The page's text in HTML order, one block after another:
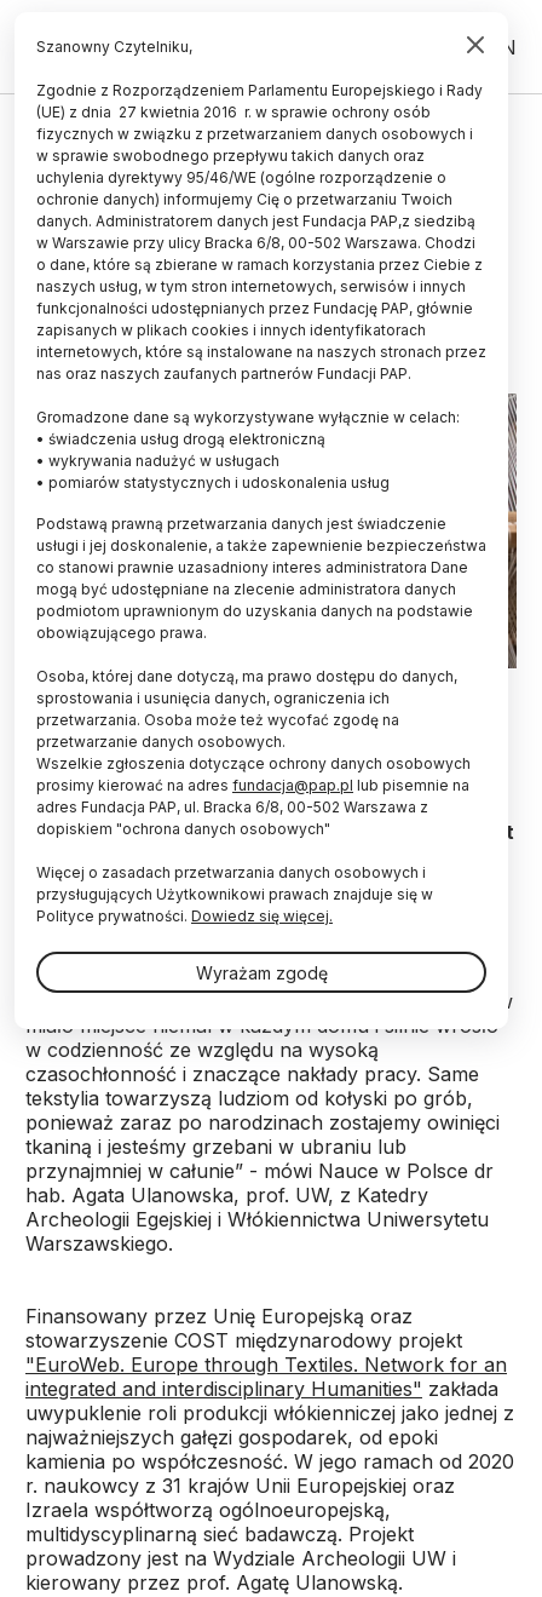
PL EN
HISTORIA I KULTURA
Od kądzieli. Jak przywrócić
znaczenie dawnemu
włókiennictwu w Europie
EWELINA KRAJCZYŃSKA-WUJEC
01.04.2024
aktualizacja: 02.04.2024
5 minut czytania
Fot. Adobe Stock
Nowe spojrzenie na historię Europy, w którym
uwypuklona jest rola włókiennictwa jako jednej z
kluczowych gałęzi wytwórczości i ekonomii – jest
celem międzynarodowego projektu badawczego,
prowadzonego przez UW. Wśród jego efektów jest
włókienniczego całego kontynentu.
“W przeszłości widok obracającego się wrzeciona i
stukot krosna stanowiły dla większości ludzi
elementy życia codziennego. Wytwarzanie tekstyliów
miało miejsce niemal w każdym domu i silnie wrosło
w codzienność ze względu na wysoką
czasochłonność i znaczące nakłady pracy. Same
tekstylia towarzyszą ludziom od kołyski po grób,
ponieważ zaraz po narodzinach zostajemy owinięci
tkaniną i jesteśmy grzebani w ubraniu lub
przynajmniej w całunie” - mówi Nauce w Polsce dr
hab. Agata Ulanowska, prof. UW, z Katedry
Archeologii Egejskiej i Włókiennictwa Uniwersytetu
Warszawskiego.
Finansowany przez Unię Europejską oraz
stowarzyszenie COST międzynarodowy projekt
"EuroWeb. Europe through Textiles. Network for an
integrated and interdisciplinary Humanities" zakłada
uwypuklenie roli produkcji włókienniczej jako jednej z
najważniejszych gałęzi gospodarek, od epoki
kamienia po współczesność. W jego ramach od 2020
r. naukowcy z 31 krajów Unii Europejskiej oraz
Izraela współtworzą ogólnoeuropejską,
multidyscyplinarną sieć badawczą. Projekt
prowadzony jest na Wydziale Archeologii UW i
kierowany przez prof. Agatę Ulanowską.
Szanowny Czytelniku,
Zgodnie z Rozporządzeniem Parlamentu Europejskiego i Rady
(UE) z dnia 27 kwietnia 2016 r. w sprawie ochrony osób
fizycznych w związku z przetwarzaniem danych osobowych i
w sprawie swobodnego przepływu takich danych oraz
uchylenia dyrektywy 95/46/WE (ogólne rozporządzenie o
ochronie danych) informujemy Cię o przetwarzaniu Twoich
danych. Administratorem danych jest Fundacja PAP,z siedzibą
w Warszawie przy ulicy Bracka 6/8, 00-502 Warszawa. Chodzi
o dane, które są zbierane w ramach korzystania przez Ciebie z
naszych usług, w tym stron internetowych, serwisów i innych
funkcjonalności udostępnianych przez Fundację PAP, głównie
zapisanych w plikach cookies i innych identyfikatorach
internetowych, które są instalowane na naszych stronach przez
nas oraz naszych zaufanych partnerów Fundacji PAP.
Gromadzone dane są wykorzystywane wyłącznie w celach:
• świadczenia usług drogą elektroniczną
• wykrywania nadużyć w usługach
• pomiarów statystycznych i udoskonalenia usług
Podstawą prawną przetwarzania danych jest świadczenie
usługi i jej doskonalenie, a także zapewnienie bezpieczeństwa
co stanowi prawnie uzasadniony interes administratora Dane
mogą być udostępniane na zlecenie administratora danych
podmiotom uprawnionym do uzyskania danych na podstawie
obowiązującego prawa.
Osoba, której dane dotyczą, ma prawo dostępu do danych,
sprostowania i usunięcia danych, ograniczenia ich
przetwarzania. Osoba może też wycofać zgodę na
przetwarzanie danych osobowych.
Wszelkie zgłoszenia dotyczące ochrony danych osobowych
prosimy kierować na adres fundacja@pap.pl lub pisemnie na
adres Fundacja PAP, ul. Bracka 6/8, 00-502 Warszawa z
dopiskiem "ochrona danych osobowych"
Więcej o zasadach przetwarzania danych osobowych i
przysługujących Użytkownikowi prawach znajduje się w
Polityce prywatności. Dowiedz się więcej.
Wyrażam zgodę